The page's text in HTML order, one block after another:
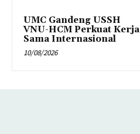
UMC Gandeng USSH
VNU-HCM Perkuat Kerja
Sama Internasional
10/08/2026